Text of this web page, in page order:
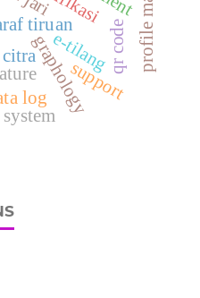
tiruan
citragraphology
e-tilang
support
qr code
log